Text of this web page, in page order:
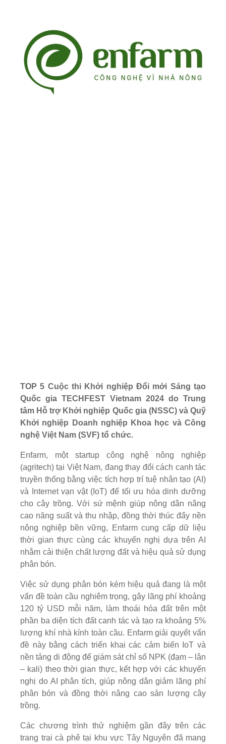
TOP 5 Cuộc thi Khởi nghiệp Đổi mới Sáng tạo
Quốc gia TECHFEST Vietnam 2024 do Trung
tâm Hỗ trợ Khởi nghiệp Quốc gia (NSSC) và Quỹ
Khởi nghiệp Doanh nghiệp Khoa học và Công
nghệ Việt Nam (SVF) tổ chức.
Enfarm, một startup công nghệ nông nghiệp
(agritech) tại Việt Nam, đang thay đổi cách canh tác
truyền thống bằng việc tích hợp trí tuệ nhân tạo (AI)
và Internet vạn vật (IoT) để tối ưu hóa dinh dưỡng
cho cây trồng. Với sứ mệnh giúp nông dân nâng
cao năng suất và thu nhập, đồng thời thúc đẩy nền
nông nghiệp bền vững, Enfarm cung cấp dữ liệu
thời gian thực cùng các khuyến nghị dựa trên AI
nhằm cải thiện chất lượng đất và hiệu quả sử dụng
phân bón.
Việc sử dụng phân bón kém hiệu quả đang là một
vấn đề toàn cầu nghiêm trọng, gây lãng phí khoảng
120 tỷ USD mỗi năm, làm thoái hóa đất trên một
phần ba diện tích đất canh tác và tạo ra khoảng 5%
lượng khí nhà kính toàn cầu. Enfarm giải quyết vấn
đề này bằng cách triển khai các cảm biến IoT và
nền tảng di động để giám sát chỉ số NPK (đạm – lân
– kali) theo thời gian thực, kết hợp với các khuyến
nghị do AI phân tích, giúp nông dân giảm lãng phí
phân bón và đồng thời nâng cao sản lượng cây
trồng.
Các chương trình thử nghiệm gần đây trên các
trang trại cà phê tại khu vực Tây Nguyên đã mang